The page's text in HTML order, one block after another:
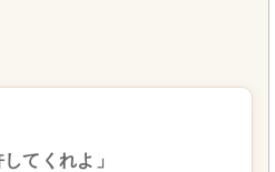
てくれよ」